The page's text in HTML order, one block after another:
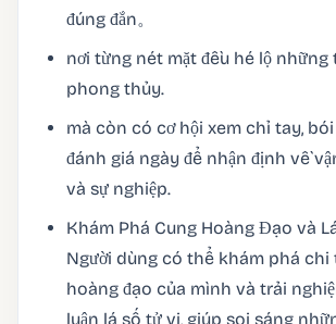
đúng đắn。
nơi từng nét mặt đều hé lộ những
phong thủy.
mà còn có cơ hội xem chỉ tay,
đánh giá ngày để nhận định về
và sự nghiệp.
Khám Phá Cung Hoàng Đạo và
Người dùng có thể khám phá
hoàng đạo của mình và trải
luận lá số tử vi, giúp soi sáng